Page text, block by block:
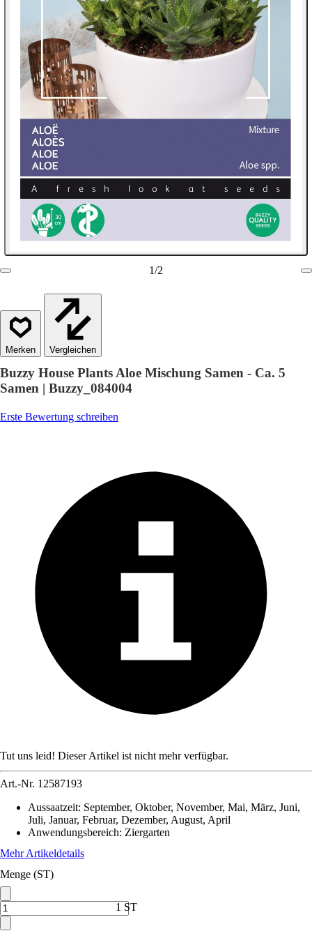
1/2
Vergleichen
Buzzy House Plants Aloe Mischung Samen - Ca. 5
Samen | Buzzy_084004
Erste Bewertung schreiben
Tut uns leid! Dieser Artikel ist nicht mehr verfügbar.
Art.-Nr. 12587193
Aussaatzeit: September, Oktober, November, Mai, März, Juni,
Juli, Januar, Februar, Dezember, August, April
Anwendungsbereich: Ziergarten
Mehr Artikeldetails
Menge (ST)
1 ST